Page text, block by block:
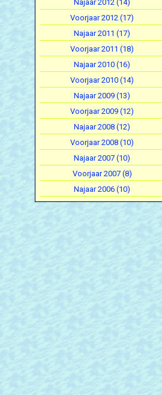
Najaar 2012 (14)
Voorjaar 2012 (17)
Najaar 2011 (17)
Voorjaar 2011 (18)
Najaar 2010 (16)
Voorjaar 2010 (14)
Najaar 2009 (13)
Voorjaar 2009 (12)
Najaar 2008 (12)
Voorjaar 2008 (10)
Najaar 2007 (10)
Voorjaar 2007 (8)
Najaar 2006 (10)